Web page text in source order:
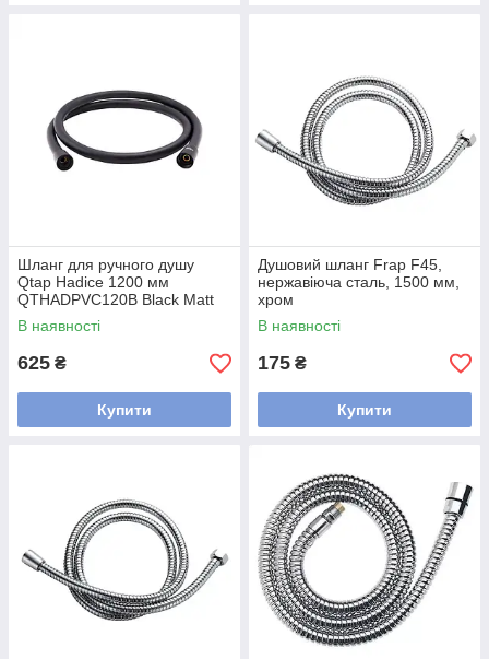
Шланг для ручного душу
Qtap Hadice 1200 мм
QTHADPVC120B Black Matt
В наявності
625 ₴
Купити
Душовий шланг Frap F45,
нержавіюча сталь, 1500 мм,
хром
В наявності
175 ₴
Купити